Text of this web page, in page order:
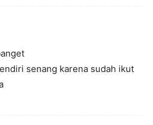
senang karena sudah ikut